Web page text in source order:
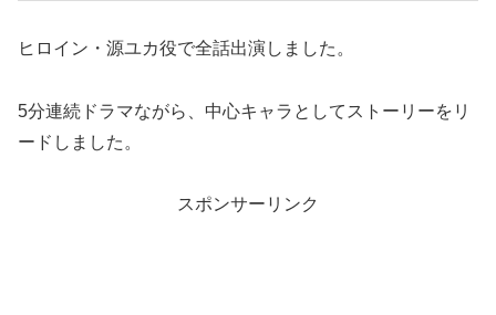
ヒロイン・源ユカ役で全話出演しました。
5分連続ドラマながら、中心キャラとしてストーリーをリ
ードしました。
スポンサーリンク